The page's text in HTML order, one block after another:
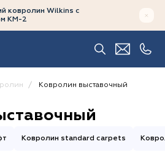
ковролин Wilkins с
КМ-2
Ковролин выставочный
Ковролин standard carpets